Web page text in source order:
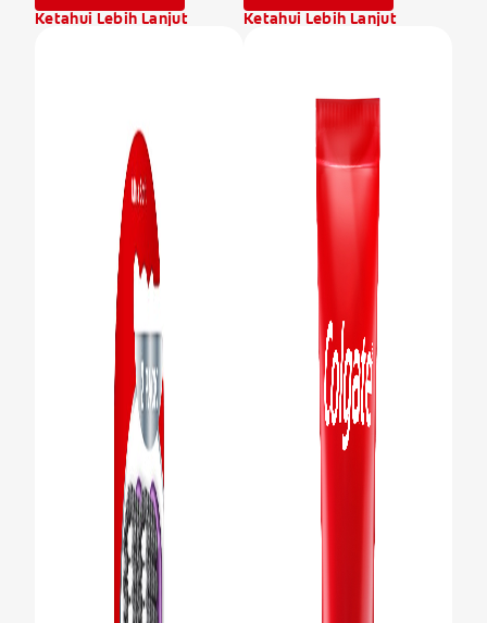
Ketahui Lebih Lanjut
Ketahui Lebih Lanjut